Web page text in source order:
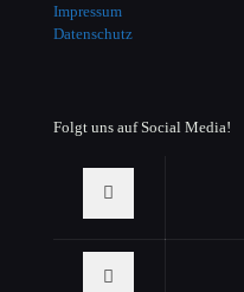
Impressum
Datenschutz
Folgt uns auf Social Media!